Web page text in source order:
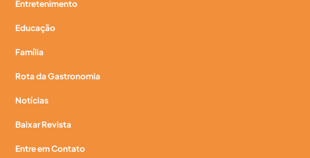
Entretenimento
Educação
Família
Rota da Gastronomia
Notícias
Baixar Revista
Entre em Contato